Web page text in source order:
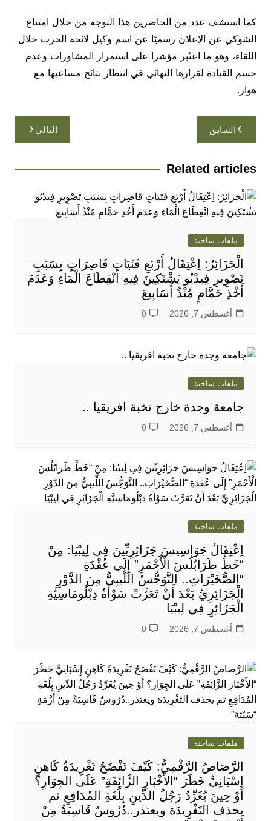
كما استشف عدد من الحاضرين هذا التوجه من خلال امتناع
الشوكي عن الإعلان رسميًا عن اسم وكيل لائحة الحزب خلال
اللقاء، وهو ما اعتُبر مؤشرا على استمرار المشاورات وعدم
حسم القيادة لقرارها النهائي في انتظار نتائج مساعيها مع
هوار.
تصفّح
المقالات
السابق التالي
Related articles
ملفات ساخنة
الْجَزَائِرُ: اِعْتِقَالُ أَرْبَعِ فَتَيَاتٍ قَاصِرَاتٍ بِسَبَبِ
تَصْوِيرِ فِيدْيُو يَشْتَكِينَ فِيهِ انْقِطَاعَ الْمَاءِ وَعَدَمَ
أَخْذِ حَمَّامٍ مُنْذُ أَسَابِيعَ
أغسطس 7, 2026 0
ملفات ساخنة
جامعة وجدة خارج نخبة افريقيا ..
أغسطس 7, 2026 0
ملفات ساخنة
اِعْتِقَالُ جَوَاسِيسَ جَزَائِرِيِّينَ فِي لِيبْيَا: مِنْ
“خَطِّ طَرَابُلُسَ الْأَحْمَرِ” إِلَى عُقْدَةِ
“الصُّخَيْرَاتِ.. التَّوَجُّسُ اللِّيبِيُّ مِنَ الدَّوْرِ
الْجَزَائِرِيِّ بَعْدَ أَنْ تَعَرَّتْ سَوْأَةُ دِبْلُومَاسِيَّةِ
الْجَزَائِرِ فِي لِيبْيَا
أغسطس 7, 2026 0
ملفات ساخنة
الرَّصَاصُ الرَّقْمِيُّ: كَيْفَ تَفْضَحُ تَغْرِيدَةُ كَاهِنٍ
إِسْبَانِيٍّ خَطَرَ “الأَخْبَارِ الزَّائِفَةِ” عَلَى الجِوَارِ؟
أَوْ حِينَ يُغَرِّدُ رَجُلُ الدِّينِ بِلُغَةِ المُدَافِعِ ثم
يحذف التَغْرِيدَة ويعتذر..دُرُوسٌ قَاسِيَةٌ مِنْ